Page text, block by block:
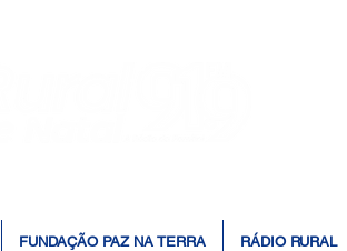
FUNDAÇÃO PAZ NA TERRA RÁDIO RURAL